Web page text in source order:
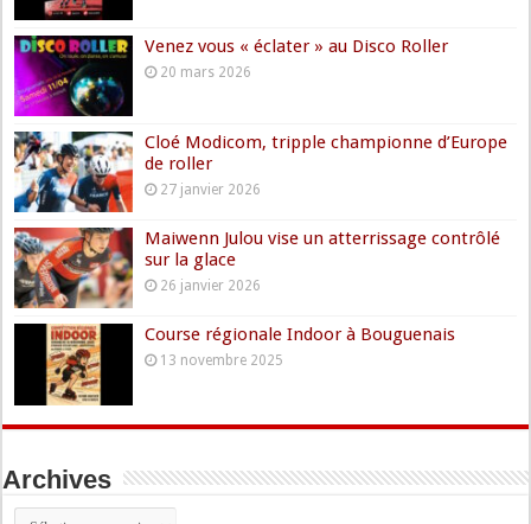
Venez vous « éclater » au Disco Roller
20 mars 2026
Cloé Modicom, tripple championne d’Europe
de roller
27 janvier 2026
Maiwenn Julou vise un atterrissage contrôlé
sur la glace
26 janvier 2026
Course régionale Indoor à Bouguenais
13 novembre 2025
Archives
Archives